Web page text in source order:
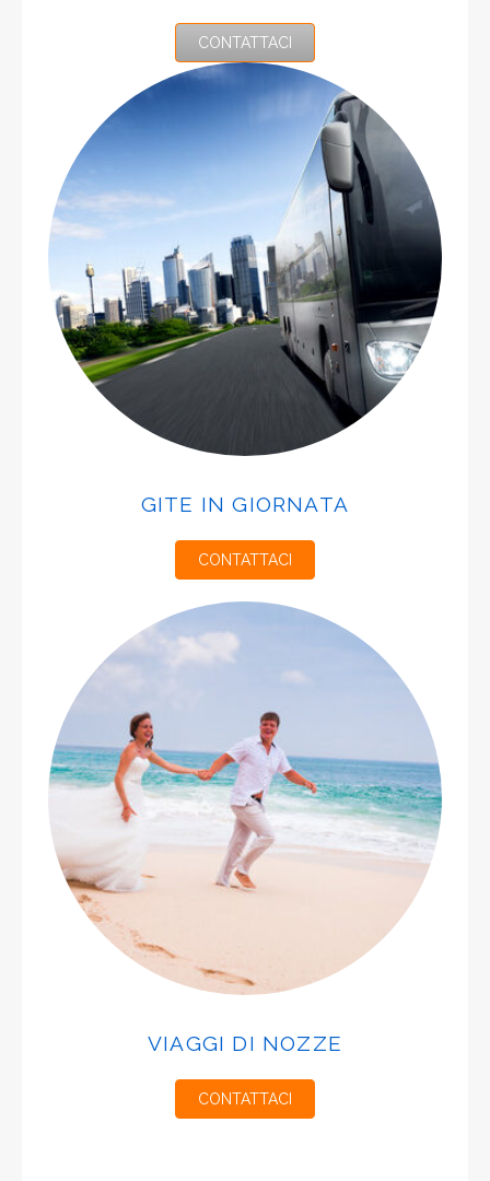
CONTATTACI
GITE IN GIORNATA
CONTATTACI
VIAGGI DI NOZZE
CONTATTACI